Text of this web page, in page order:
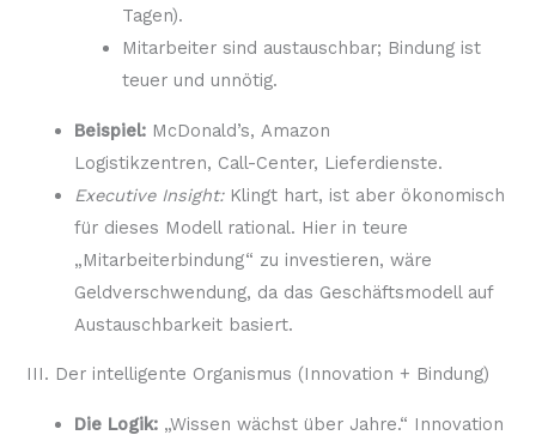
Tagen).
Mitarbeiter sind austauschbar; Bindung ist
teuer und unnötig.
Beispiel:McDonald’s, Amazon
Logistikzentren, Call-Center, Lieferdienste.
Executive Insight:Klingt hart, ist aber ökonomisch
für dieses Modell rational. Hier in teure
„Mitarbeiterbindung“ zu investieren, wäre
Geldverschwendung, da das Geschäftsmodell auf
Austauschbarkeit basiert.
III. Der intelligente Organismus (Innovation + Bindung)
Die Logik:„Wissen wächst über Jahre.“ Innovation